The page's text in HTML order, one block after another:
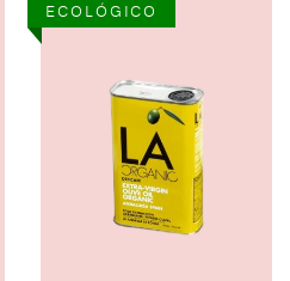
ECOLÓGICO